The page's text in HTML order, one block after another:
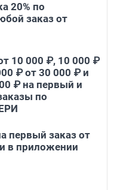
20% по
заказ от
10 000 ₽, 10 000 ₽
₽ от 30 000 ₽ и
₽ на первый и
по
первый заказ от
в приложении